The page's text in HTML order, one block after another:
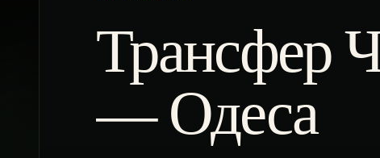
Трансфер
— Одеса